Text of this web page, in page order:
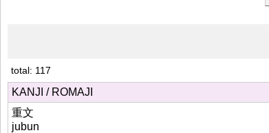
total: 117
KANJI / ROMAJI
重文
jubun